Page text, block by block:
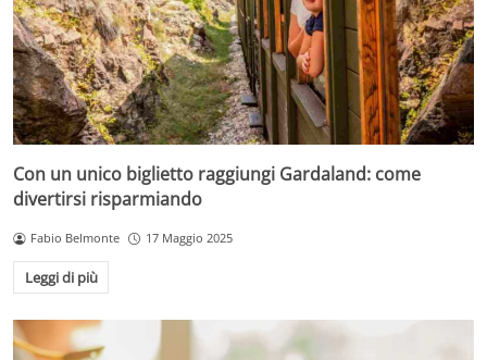
Con un unico biglietto raggiungi Gardaland: come
divertirsi risparmiando
Fabio Belmonte 17 Maggio 2025
Leggi di più